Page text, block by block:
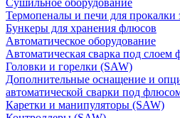
Сушильное оборудование
Термопеналы и печи для прокалки
Бункеры для хранения флюсов
Автоматическое оборудование
Автоматическая сварка под слоем
Головки и горелки (SAW)
Дополнительные оснащение и
автоматической сварки под
Каретки и манипуляторы (SAW)